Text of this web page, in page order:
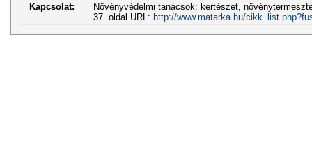
Kapcsolat:
Növényvédelmi tanácsok: kertészet,
37. oldal URL: http://www.matarka.hu/